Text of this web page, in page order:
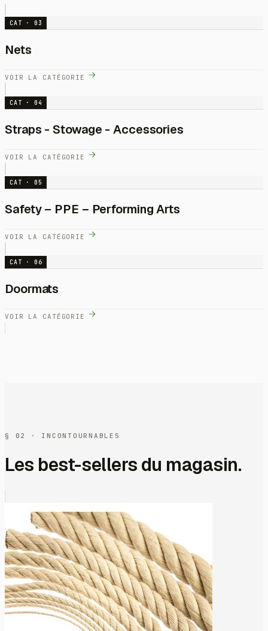
CAT · 03
Nets
VOIR LA CATÉGORIE
CAT · 04
Straps - Stowage - Accessories
VOIR LA CATÉGORIE
CAT · 05
Safety – PPE – Performing Arts
VOIR LA CATÉGORIE
CAT · 06
Doormats
VOIR LA CATÉGORIE
§ 02 · INCONTOURNABLES
Les best-sellers du magasin.